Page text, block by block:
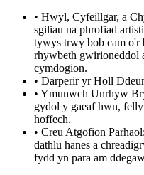
• Hwyl, Cyfeillgar, a
sgiliau na phrofiad
tywys trwy bob cam o'r
rhywbeth gwirioneddol
cymdogion.
• Darperir yr Holl
• Ymunwch Unrhyw
gydol y gaeaf hwn,
hoffech.
• Creu Atgofion
dathlu hanes a
fydd yn para am